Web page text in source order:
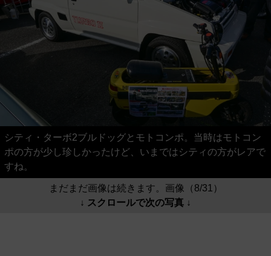
シティ・ターボ2ブルドッグとモトコンポ。当時はモトコン
ポの方が少し珍しかったけど、いまではシティの方がレアで
すね。
まだまだ画像は続きます。画像（8/31）
↓ スクロールで次の写真 ↓